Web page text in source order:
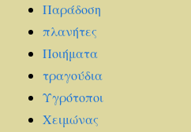
Παράδοση
πλανήτες
Ποιήματα
τραγούδια
Υγρότοποι
Χειμώνας